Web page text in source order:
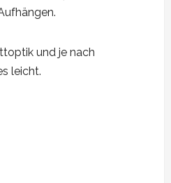
und je nach
leicht.